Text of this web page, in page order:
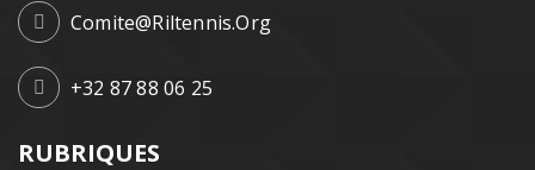
Comite@riltennis.org
+32 87 88 06 25
RUBRIQUES